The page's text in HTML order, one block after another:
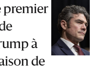
premier
à
de